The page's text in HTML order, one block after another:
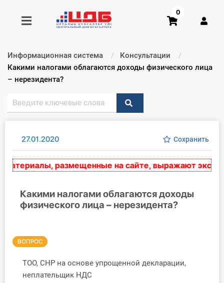
Получить консультацию
Главная ИС
Консультации
Правовая база
Инструменты
Вебинары
0
Информационная система
Консультации
Текущий:
Какими налогами облагаются доходы физического лица
– нерезидента?
27.01.2020 Сохранить
размещенные на сайте, выражают
Какими налогами облагаются доходы
физического лица – нерезидента?
ВОПРОС
ТОО, СНР на основе упрощенной декларации,
неплательщик НДС